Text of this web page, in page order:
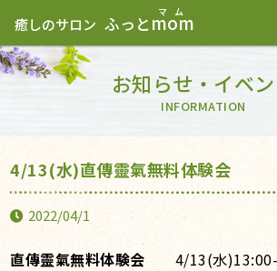
癒しのサロン ふっとmom
お知らせ・イベ
INFORMATION
4/13(水)直傳靈氣無料体験会
2022/04/1
直傳靈氣無料体験会
4/13(水